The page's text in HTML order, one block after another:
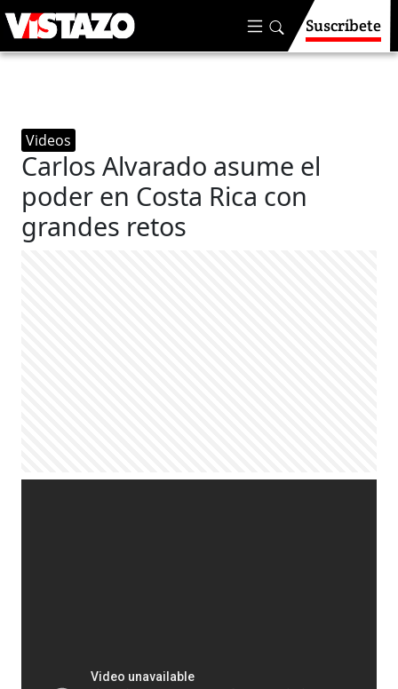
Suscríbete
Videos
Carlos Alvarado asume el
poder en Costa Rica con
grandes retos